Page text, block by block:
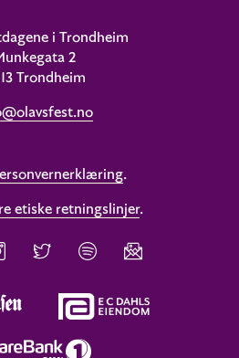
i Trondheim
2
Trondheim
.
etiske retningslinjer.